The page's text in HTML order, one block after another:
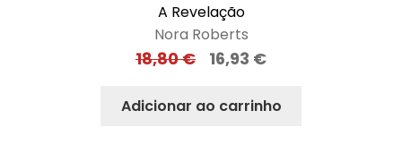
A Revelação
Nora Roberts
18,80€ 16,93 €
Adicionar ao carrinho